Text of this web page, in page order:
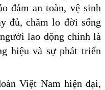
đảm an toàn, vệ sinh
đủ, chăm lo đời sống
lao động chính là
hiệu và sự phát triển
Việt Nam hiện đại,